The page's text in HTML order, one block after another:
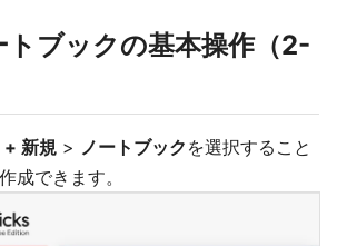
ブックの基本操作（2-
+ 新規 > ノートブック を選択すること
成できます。